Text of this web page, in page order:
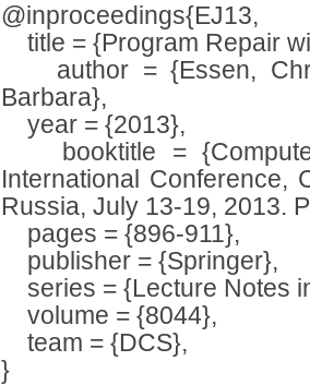
@inproceedings{EJ13,
title = {Program Repair
author = {Essen,
Barbara},
year = {2013},
booktitle =
International Conference,
Russia, July 13-19, 2013.
pages = {896-911},
publisher = {Springer},
series = {Lecture Notes
volume = {8044},
team = {DCS},
}